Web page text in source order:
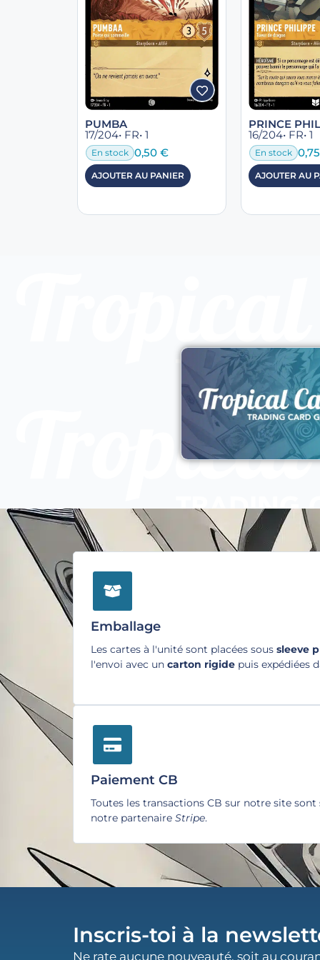
PUMBA
17/204• FR• 1
En stock 0,50 €
AJOUTER AU PANIER
PRINCE
16/204• FR• 1
En stock
AJOUTER AU
Emballage
Les cartes à l'unité sont placées sous sleeve
l'envoi avec un carton rigide puis expédiées
Paiement CB
Toutes les transactions CB sur notre site sont
notre partenaire Stripe.
Inscris-toi à la
Ne rate aucune nouveauté, soit au